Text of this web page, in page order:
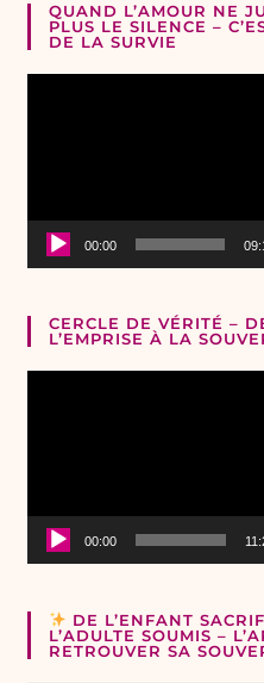
QUAND L’AMOUR NE
PLUS LE SILENCE –
DE LA SURVIE
00:00
CERCLE DE VÉRITÉ –
L’EMPRISE À LA
00:00
DE L’ENFANT
L’ADULTE SOUMIS –
RETROUVER SA